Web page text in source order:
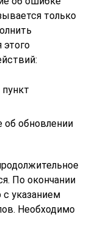
только
этого
обновлении
По окончании
с указанием
Необходимо